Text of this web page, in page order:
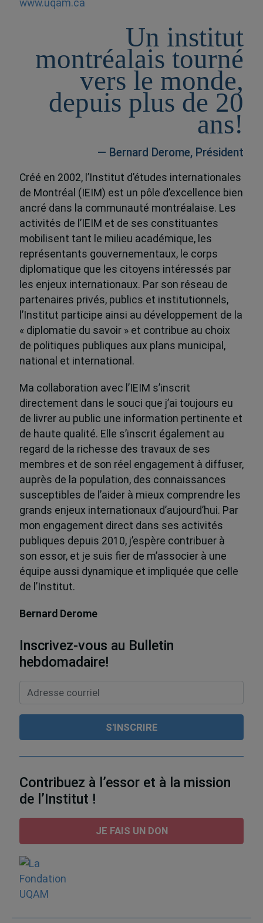
www.uqam.ca
Un institut
montréalais tourné
vers le monde,
depuis plus de 20
ans!
— Bernard Derome, Président
Créé en 2002, l’Institut d’études internationales
de Montréal (IEIM) est un pôle d’excellence bien
ancré dans la communauté montréalaise. Les
activités de l’IEIM et de ses constituantes
mobilisent tant le milieu académique, les
représentants gouvernementaux, le corps
diplomatique que les citoyens intéressés par
les enjeux internationaux. Par son réseau de
partenaires privés, publics et institutionnels,
l’Institut participe ainsi au développement de la
« diplomatie du savoir » et contribue au choix
de politiques publiques aux plans municipal,
national et international.
Ma collaboration avec l’IEIM s’inscrit
directement dans le souci que j’ai toujours eu
de livrer au public une information pertinente et
de haute qualité. Elle s’inscrit également au
regard de la richesse des travaux de ses
membres et de son réel engagement à diffuser,
auprès de la population, des connaissances
susceptibles de l’aider à mieux comprendre les
grands enjeux internationaux d’aujourd’hui. Par
mon engagement direct dans ses activités
publiques depuis 2010, j’espère contribuer à
son essor, et je suis fier de m’associer à une
équipe aussi dynamique et impliquée que celle
de l’Institut.
Bernard Derome
Inscrivez-vous au Bulletin
hebdomadaire!
Contribuez à l’essor et à la mission
de l’Institut !
JE FAIS UN DON